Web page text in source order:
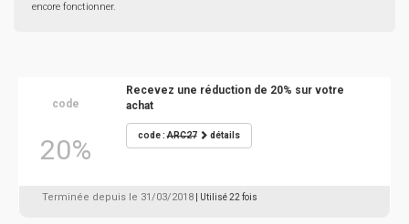
encore fonctionner.
code
20%
Recevez une réduction de 20% sur votre
achat
code :ARC27 détails
Terminée depuis le 31/03/2018 | Utilisé 22 fois